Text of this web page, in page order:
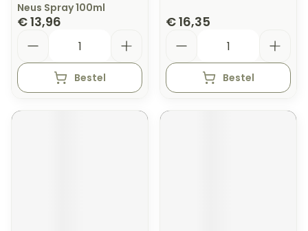
Neus Spray 100ml
€ 13,96
Bestel
€ 16,35
Bestel